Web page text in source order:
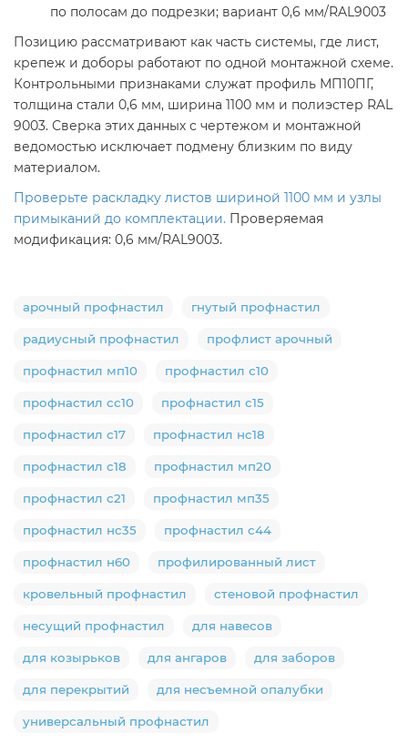
по полосам до подрезки; вариант 0,6 мм/RAL9003
Позицию рассматривают как часть системы, где лист,
крепеж и доборы работают по одной монтажной схеме.
Контрольными признаками служат профиль МП10ПГ,
толщина стали 0,6 мм, ширина 1100 мм и полиэстер RAL
9003. Сверка этих данных с чертежом и монтажной
ведомостью исключает подмену близким по виду
материалом.
Проверьте раскладку листов шириной 1100 мм и узлы
примыканий до комплектации. Проверяемая
модификация: 0,6 мм/RAL9003.
арочный профнастил гнутый профнастил
радиусный профнастил профлист арочный
профнастил мп10 профнастил с10
профнастил сс10 профнастил с15
профнастил с17 профнастил нс18
профнастил с18 профнастил мп20
профнастил с21 профнастил мп35
профнастил нс35 профнастил с44
профнастил н60 профилированный лист
кровельный профнастил стеновой профнастил
несущий профнастил для навесов
для козырьков для ангаров для заборов
для перекрытий для несъемной опалубки
универсальный профнастил